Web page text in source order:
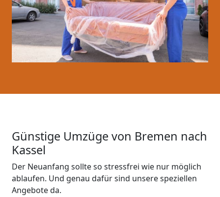
Günstige Umzüge von Bremen nach
Kassel
Der Neuanfang sollte so stressfrei wie nur möglich
ablaufen. Und genau dafür sind unsere speziellen
Angebote da.